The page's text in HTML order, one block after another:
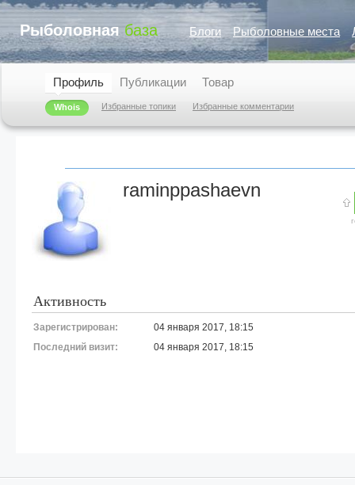
Рыболовная база Блоги Рыболовные места
Профиль
Whois Избранные топики Избранные комментарии
Публикации Товар
raminppashaevn
Активность
Зарегистрирован:
04 января 2017, 18:15
Последний визит:
04 января 2017, 18:15